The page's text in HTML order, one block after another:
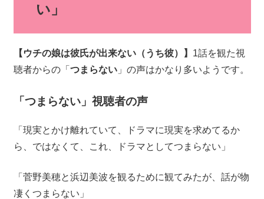
い」
【ウチの娘は彼氏が出来ない（うち彼）】 1話を観た視
聴者からの「 つまらない」の声はかなり多いようです。
「つまらない」視聴者の声
「現実とかけ離れていて、ドラマに現実を求めてるか
ら、ではなくて、これ、ドラマとしてつまらない」
「菅野美穂と浜辺美波を観るために観てみたが、話が物
凄くつまらない」